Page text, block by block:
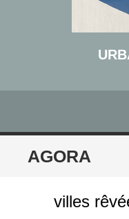
ALLER
AU
AGORA
villes